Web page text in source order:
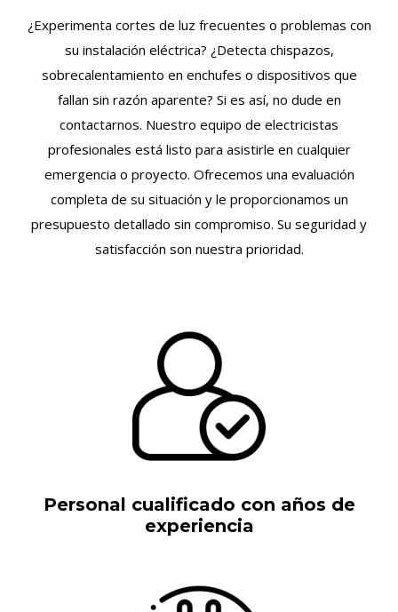
¿Experimenta cortes de luz frecuentes o problemas con
su instalación eléctrica? ¿Detecta chispazos,
sobrecalentamiento en enchufes o dispositivos que
fallan sin razón aparente? Si es así, no dude en
contactarnos. Nuestro equipo de electricistas
profesionales está listo para asistirle en cualquier
emergencia o proyecto. Ofrecemos una evaluación
completa de su situación y le proporcionamos un
presupuesto detallado sin compromiso. Su seguridad y
satisfacción son nuestra prioridad.
Personal cualificado con años de
experiencia